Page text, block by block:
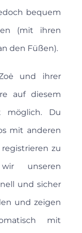
bequem
(mit ihren
den Füßen).
und ihrer
auf diesem
möglich. Du
mit anderen
zu
unseren
und sicher
und zeigen
mit